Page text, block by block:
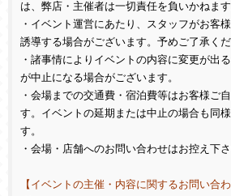
は、弊店・主催者は一切責任を負いかねます
・イベント運営にあたり、スタッフがお客
誘導する場合がございます。予めご了承くだ
・諸事情によりイベントの内容に変更が出
が中止になる場合がございます。
・会場までの交通費・宿泊費等はお客様ご
す。イベントの延期または中止の場合も同
す。
・会場・店舗へのお問い合わせはお控え下さ
【イベントの主催・内容に関するお問い合わ